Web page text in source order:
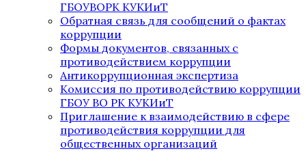
ГБОУВОРК КУКИиТ
Обратная связь для сообщений о фактах
коррупции
Формы документов, связанных с
противодействием коррупции
Антикоррупционная экспертиза
Комиссия по противодействию коррупции
ГБОУ ВО РК КУКИиТ
Приглашение к взаимодействию в сфере
противодействия коррупции для
общественных организаций